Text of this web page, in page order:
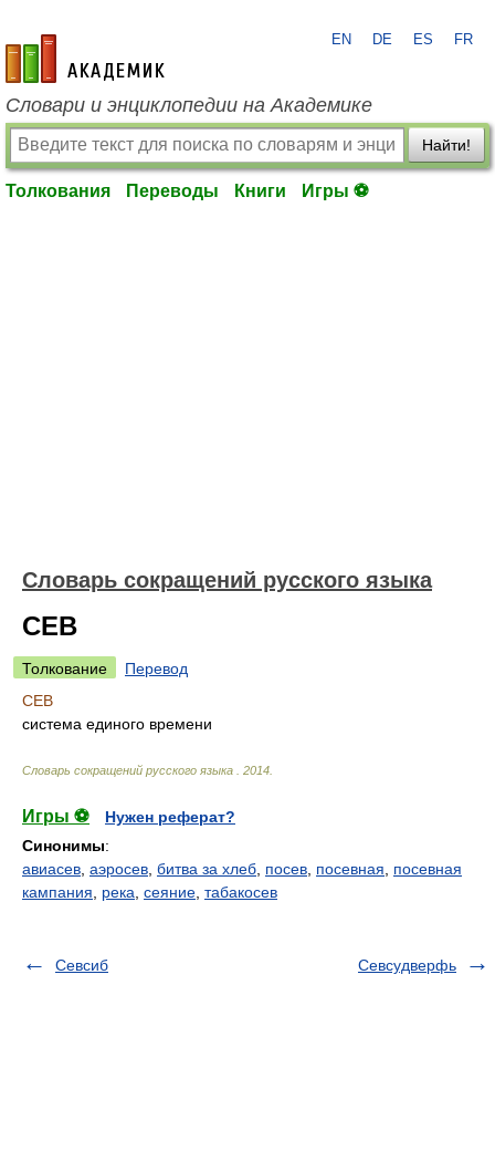
academic.ru
EN DE ES FR
Словари и энциклопедии на Академике
Найти!
Толкования Переводы Книги Игры ⚽
Словарь сокращений русского языка
СЕВ
Толкование
Перевод
СЕВ
система единого времени
Словарь сокращений русского языка 2014
Игры ⚽
Нужен реферат?
Синонимы:
авиасев аэросев битва за хлеб посев посевная
посевная
кампания
река сеяние табакосев
Севсиб Севсудверфь